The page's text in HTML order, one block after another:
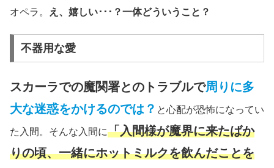
オペラ。
え、嬉しい･･･？一体どういうこと？
不器用な愛
スカーラでの魔関署とのトラブルで周りに多
大な迷惑をかけるのでは？ と心配が恐怖になってい
た入間。そんな入間に「入間様が魔界に来たばか
りの頃、一緒にホットミルクを飲んだことを